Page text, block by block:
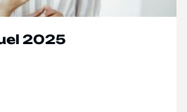
2025